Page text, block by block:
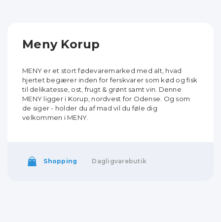
Meny Korup
MENY er et stort fødevaremarked med alt, hvad
hjertet begærer inden for ferskvarer som kød og fisk
til delikatesse, ost, frugt & grønt samt vin. Denne
MENY ligger i Korup, nordvest for Odense. Og som
de siger - holder du af mad vil du føle dig
velkommen i MENY.
Shopping Dagligvarebutik